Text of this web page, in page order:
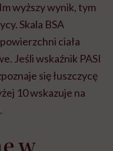
wyższy wynik, tym
Skala BSA
ciała
Jeśli wskaźnik PASI
się łuszczycę
10 wskazuje na
w